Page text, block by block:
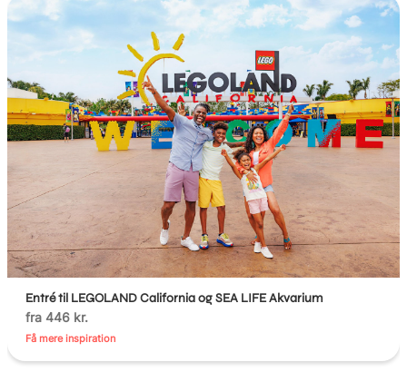
Entré til LEGOLAND California og SEA LIFE Akvarium
fra 446 kr.
Få mere inspiration